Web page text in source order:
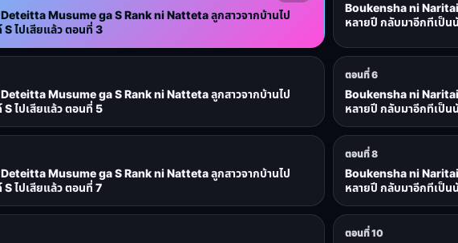
Musume ga S Rank ni Natteta ลูกสาวจากบ้านไป
ไปเสียแล้ว ตอนที่ 3
Boukensha ni
หลายปี กลับมาอีกทีเป็
Musume ga S Rank ni Natteta ลูกสาวจากบ้านไป
ไปเสียแล้ว ตอนที่ 5
ตอนที่ 6
Boukensha ni
หลายปี กลับมาอีกทีเป็
Musume ga S Rank ni Natteta ลูกสาวจากบ้านไป
ไปเสียแล้ว ตอนที่ 7
ตอนที่ 8
Boukensha ni
หลายปี กลับมาอีกทีเป็
ตอนที่ 10